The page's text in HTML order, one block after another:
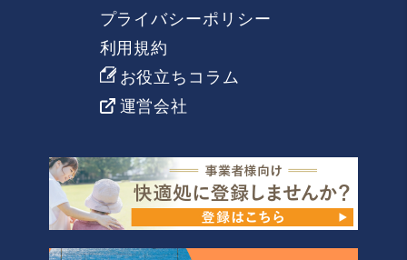
プライバシーポリシー
利用規約
お役立ちコラム
運営会社